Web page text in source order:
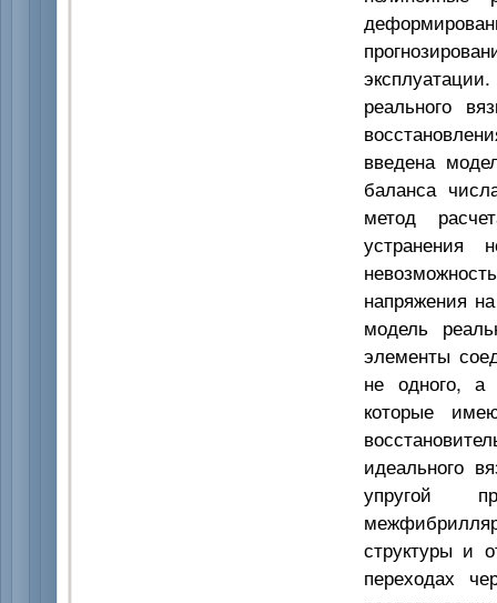
реального
введена
баланса
метод
устранения
напряжения
модель
элементы
не одного, а
которые
идеального
упругой
структуры и
переходах